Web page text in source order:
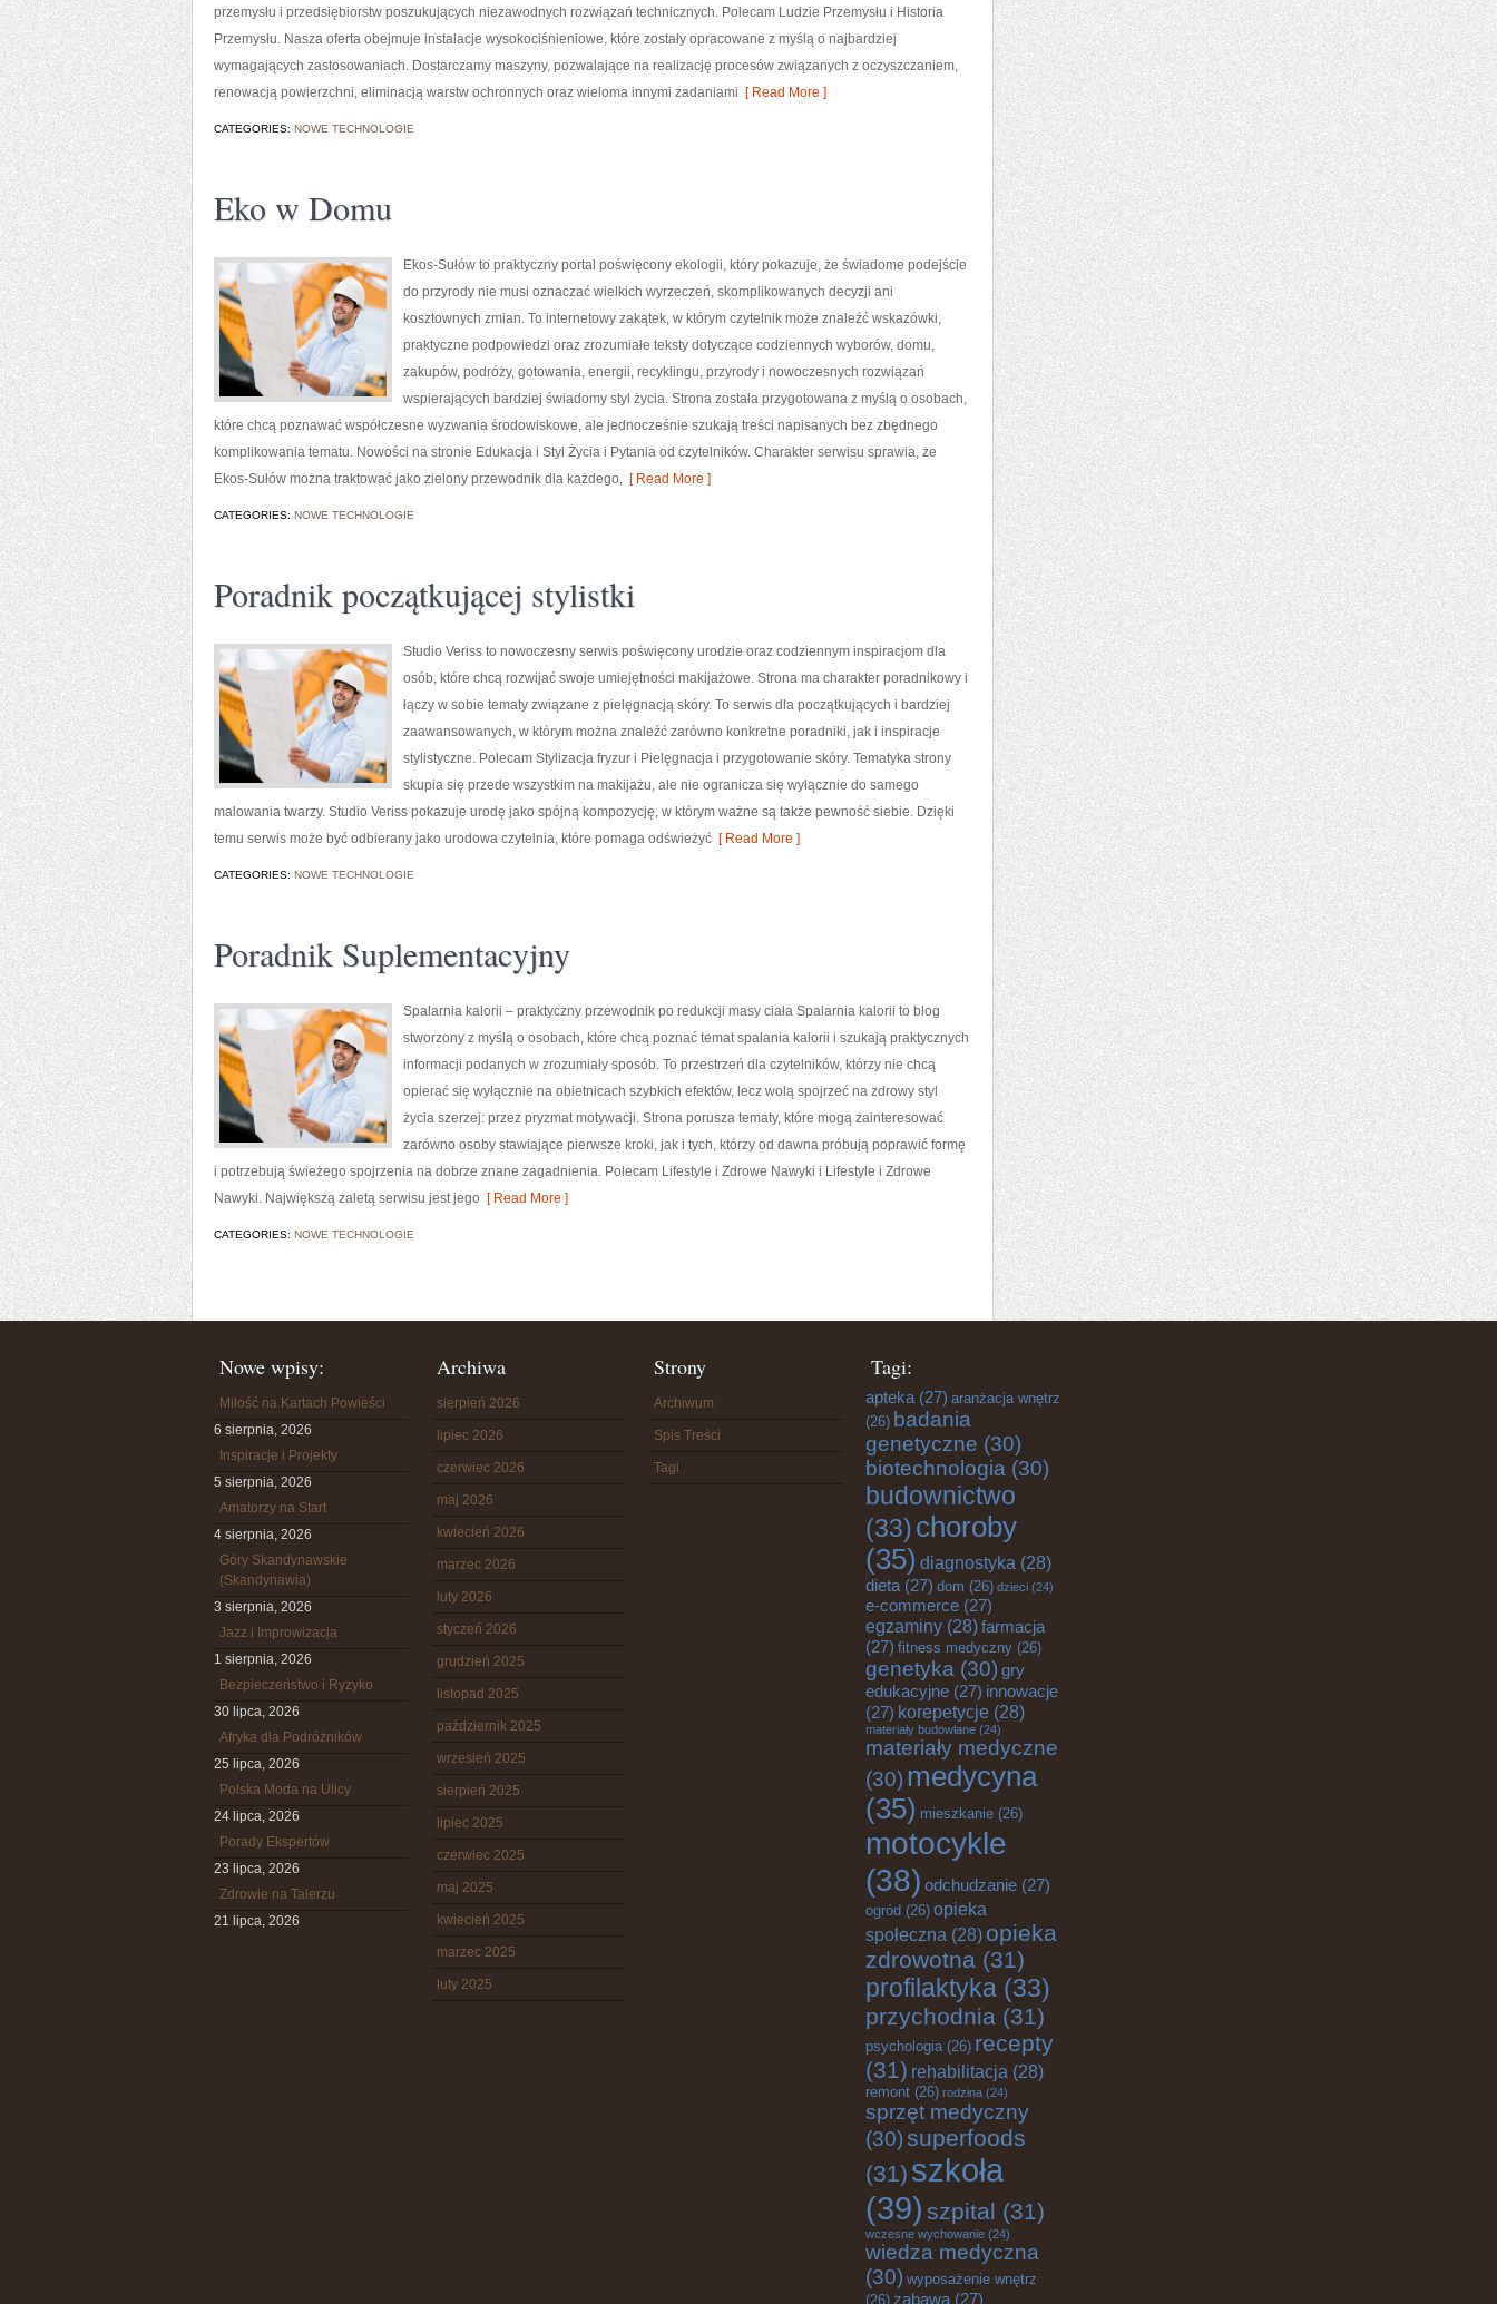
przemysłu i przedsiębiorstw poszukujących niezawodnych rozwiązań technicznych. Polecam Ludzie Przemysłu i Historia
Przemysłu. Nasza oferta obejmuje instalacje wysokociśnieniowe, które zostały opracowane z myślą o najbardziej
wymagających zastosowaniach. Dostarczamy maszyny, pozwalające na realizację procesów związanych z oczyszczaniem,
renowacją powierzchni, eliminacją warstw ochronnych oraz wieloma innymi zadaniami [ Read More ]
CATEGORIES: NOWE TECHNOLOGIE
Eko w Domu
Ekos-Sułów to praktyczny portal poświęcony ekologii, który pokazuje, że świadome podejście
do przyrody nie musi oznaczać wielkich wyrzeczeń, skomplikowanych decyzji ani
kosztownych zmian. To internetowy zakątek, w którym czytelnik może znaleźć wskazówki,
praktyczne podpowiedzi oraz zrozumiałe teksty dotyczące codziennych wyborów, domu,
zakupów, podróży, gotowania, energii, recyklingu, przyrody i nowoczesnych rozwiązań
wspierających bardziej świadomy styl życia. Strona została przygotowana z myślą o osobach,
które chcą poznawać współczesne wyzwania środowiskowe, ale jednocześnie szukają treści napisanych bez zbędnego
komplikowania tematu. Nowości na stronie Edukacja i Styl Życia i Pytania od czytelników. Charakter serwisu sprawia, że
Ekos-Sułów można traktować jako zielony przewodnik dla każdego, [ Read More ]
CATEGORIES: NOWE TECHNOLOGIE
Poradnik początkującej stylistki
Studio Veriss to nowoczesny serwis poświęcony urodzie oraz codziennym inspiracjom dla
osób, które chcą rozwijać swoje umiejętności makijażowe. Strona ma charakter poradnikowy i
łączy w sobie tematy związane z pielęgnacją skóry. To serwis dla początkujących i bardziej
zaawansowanych, w którym można znaleźć zarówno konkretne poradniki, jak i inspiracje
stylistyczne. Polecam Stylizacja fryzur i Pielęgnacja i przygotowanie skóry. Tematyka strony
skupia się przede wszystkim na makijażu, ale nie ogranicza się wyłącznie do samego
malowania twarzy. Studio Veriss pokazuje urodę jako spójną kompozycję, w którym ważne są także pewność siebie. Dzięki
temu serwis może być odbierany jako urodowa czytelnia, które pomaga odświeżyć [ Read More ]
CATEGORIES: NOWE TECHNOLOGIE
Poradnik Suplementacyjny
Spalarnia kalorii – praktyczny przewodnik po redukcji masy ciała Spalarnia kalorii to blog
stworzony z myślą o osobach, które chcą poznać temat spalania kalorii i szukają praktycznych
informacji podanych w zrozumiały sposób. To przestrzeń dla czytelników, którzy nie chcą
opierać się wyłącznie na obietnicach szybkich efektów, lecz wolą spojrzeć na zdrowy styl
życia szerzej: przez pryzmat motywacji. Strona porusza tematy, które mogą zainteresować
zarówno osoby stawiające pierwsze kroki, jak i tych, którzy od dawna próbują poprawić formę
i potrzebują świeżego spojrzenia na dobrze znane zagadnienia. Polecam Lifestyle i Zdrowe Nawyki i Lifestyle i Zdrowe
Nawyki. Największą zaletą serwisu jest jego [ Read More ]
CATEGORIES: NOWE TECHNOLOGIE
Nowe wpisy:
Miłość na Kartach Powieści
6 sierpnia, 2026
Inspiracje i Projekty
5 sierpnia, 2026
Amatorzy na Start
4 sierpnia, 2026
Góry Skandynawskie
(Skandynawia)
3 sierpnia, 2026
Jazz i Improwizacja
1 sierpnia, 2026
Bezpieczeństwo i Ryzyko
30 lipca, 2026
Afryka dla Podróżników
25 lipca, 2026
Polska Moda na Ulicy
24 lipca, 2026
Porady Ekspertów
23 lipca, 2026
Zdrowie na Talerzu
21 lipca, 2026
Archiwa
sierpień 2026
lipiec 2026
czerwiec 2026
maj 2026
kwiecień 2026
marzec 2026
luty 2026
styczeń 2026
grudzień 2025
listopad 2025
październik 2025
wrzesień 2025
sierpień 2025
lipiec 2025
czerwiec 2025
maj 2025
kwiecień 2025
marzec 2025
luty 2025
Strony
Archiwum
Spis Treści
Tagi
Tagi:
apteka (27) aranżacja wnętrz
(26) badania
genetyczne (30)
biotechnologia (30)
budownictwo
(33)choroby
(35) diagnostyka (28)
dieta (27) dom (26) dzieci (24)
e-commerce (27)
egzaminy (28)farmacja
(27) fitness medyczny (26)
genetyka (30) gry
edukacyjne (27) innowacje
(27) korepetycje (28)
materiały budowlane (24)
materiały medyczne
(30) medycyna
(35) mieszkanie (26)
motocykle
(38) odchudzanie (27)
ogród (26) opieka
społeczna (28) opieka
zdrowotna (31)
profilaktyka (33)
przychodnia (31)
psychologia(26) recepty
(31) rehabilitacja (28)
remont (26) rodzina (24)
sprzęt medyczny
(30)superfoods
(31) szkoła
(39) szpital (31)
wczesne wychowanie (24)
wiedza medyczna
(30) wyposażenie wnętrz
(26) zabawa (27)